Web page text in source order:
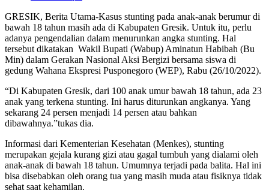
GRESIK, Berita Utama-Kasus stunting pada anak-anak berumur di
bawah 18 tahun masih ada di Kabupaten Gresik. Untuk itu, perlu
adanya pengendalian dalam menurunkan angka stunting. Hal
tersebut dikatakan Wakil Bupati (Wabup) Aminatun Habibah (Bu
Min) dalam Gerakan Nasional Aksi Bergizi bersama siswa di
gedung Wahana Ekspresi Pusponegoro (WEP), Rabu (26/10/2022).
“Di Kabupaten Gresik, dari 100 anak umur bawah 18 tahun, ada 23
anak yang terkena stunting. Ini harus diturunkan angkanya. Yang
sekarang 24 persen menjadi 14 persen atau bahkan
dibawahnya.”tukas dia.
Informasi dari Kementerian Kesehatan (Menkes), stunting
merupakan gejala kurang gizi atau gagal tumbuh yang dialami oleh
anak-anak di bawah 18 tahun. Umumnya terjadi pada balita. Hal ini
bisa disebabkan oleh orang tua yang masih muda atau fisiknya tidak
sehat saat kehamilan.